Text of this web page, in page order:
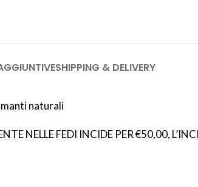
SHIPPING & DELIVERY
naturali
NELLE FEDI INCIDE PER €50,00,